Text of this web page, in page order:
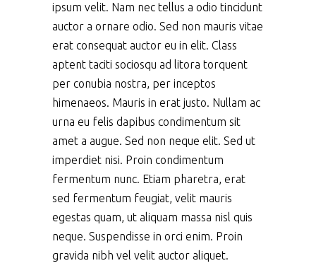
ipsum velit. Nam nec tellus a odio tincidunt
auctor a ornare odio. Sed non mauris vitae
erat consequat auctor eu in elit. Class
aptent taciti sociosqu ad litora torquent
per conubia nostra, per inceptos
himenaeos. Mauris in erat justo. Nullam ac
urna eu felis dapibus condimentum sit
amet a augue. Sed non neque elit. Sed ut
imperdiet nisi. Proin condimentum
fermentum nunc. Etiam pharetra, erat
sed fermentum feugiat, velit mauris
egestas quam, ut aliquam massa nisl quis
neque. Suspendisse in orci enim. Proin
gravida nibh vel velit auctor aliquet.